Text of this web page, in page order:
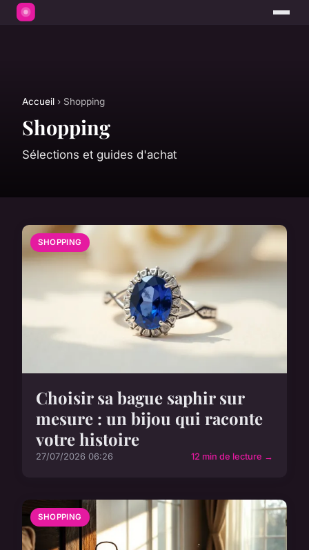
Accueil › Shopping
Shopping
Sélections et guides d'achat
SHOPPING
Choisir sa bague saphir sur
mesure : un bijou qui raconte
votre histoire
27/07/2026 06:26 12 min de lecture →
SHOPPING